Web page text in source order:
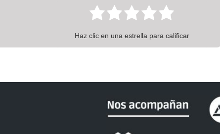
Haz clic en una estrella para calificar